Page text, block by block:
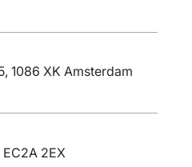
1086 XK Amsterdam
2EX